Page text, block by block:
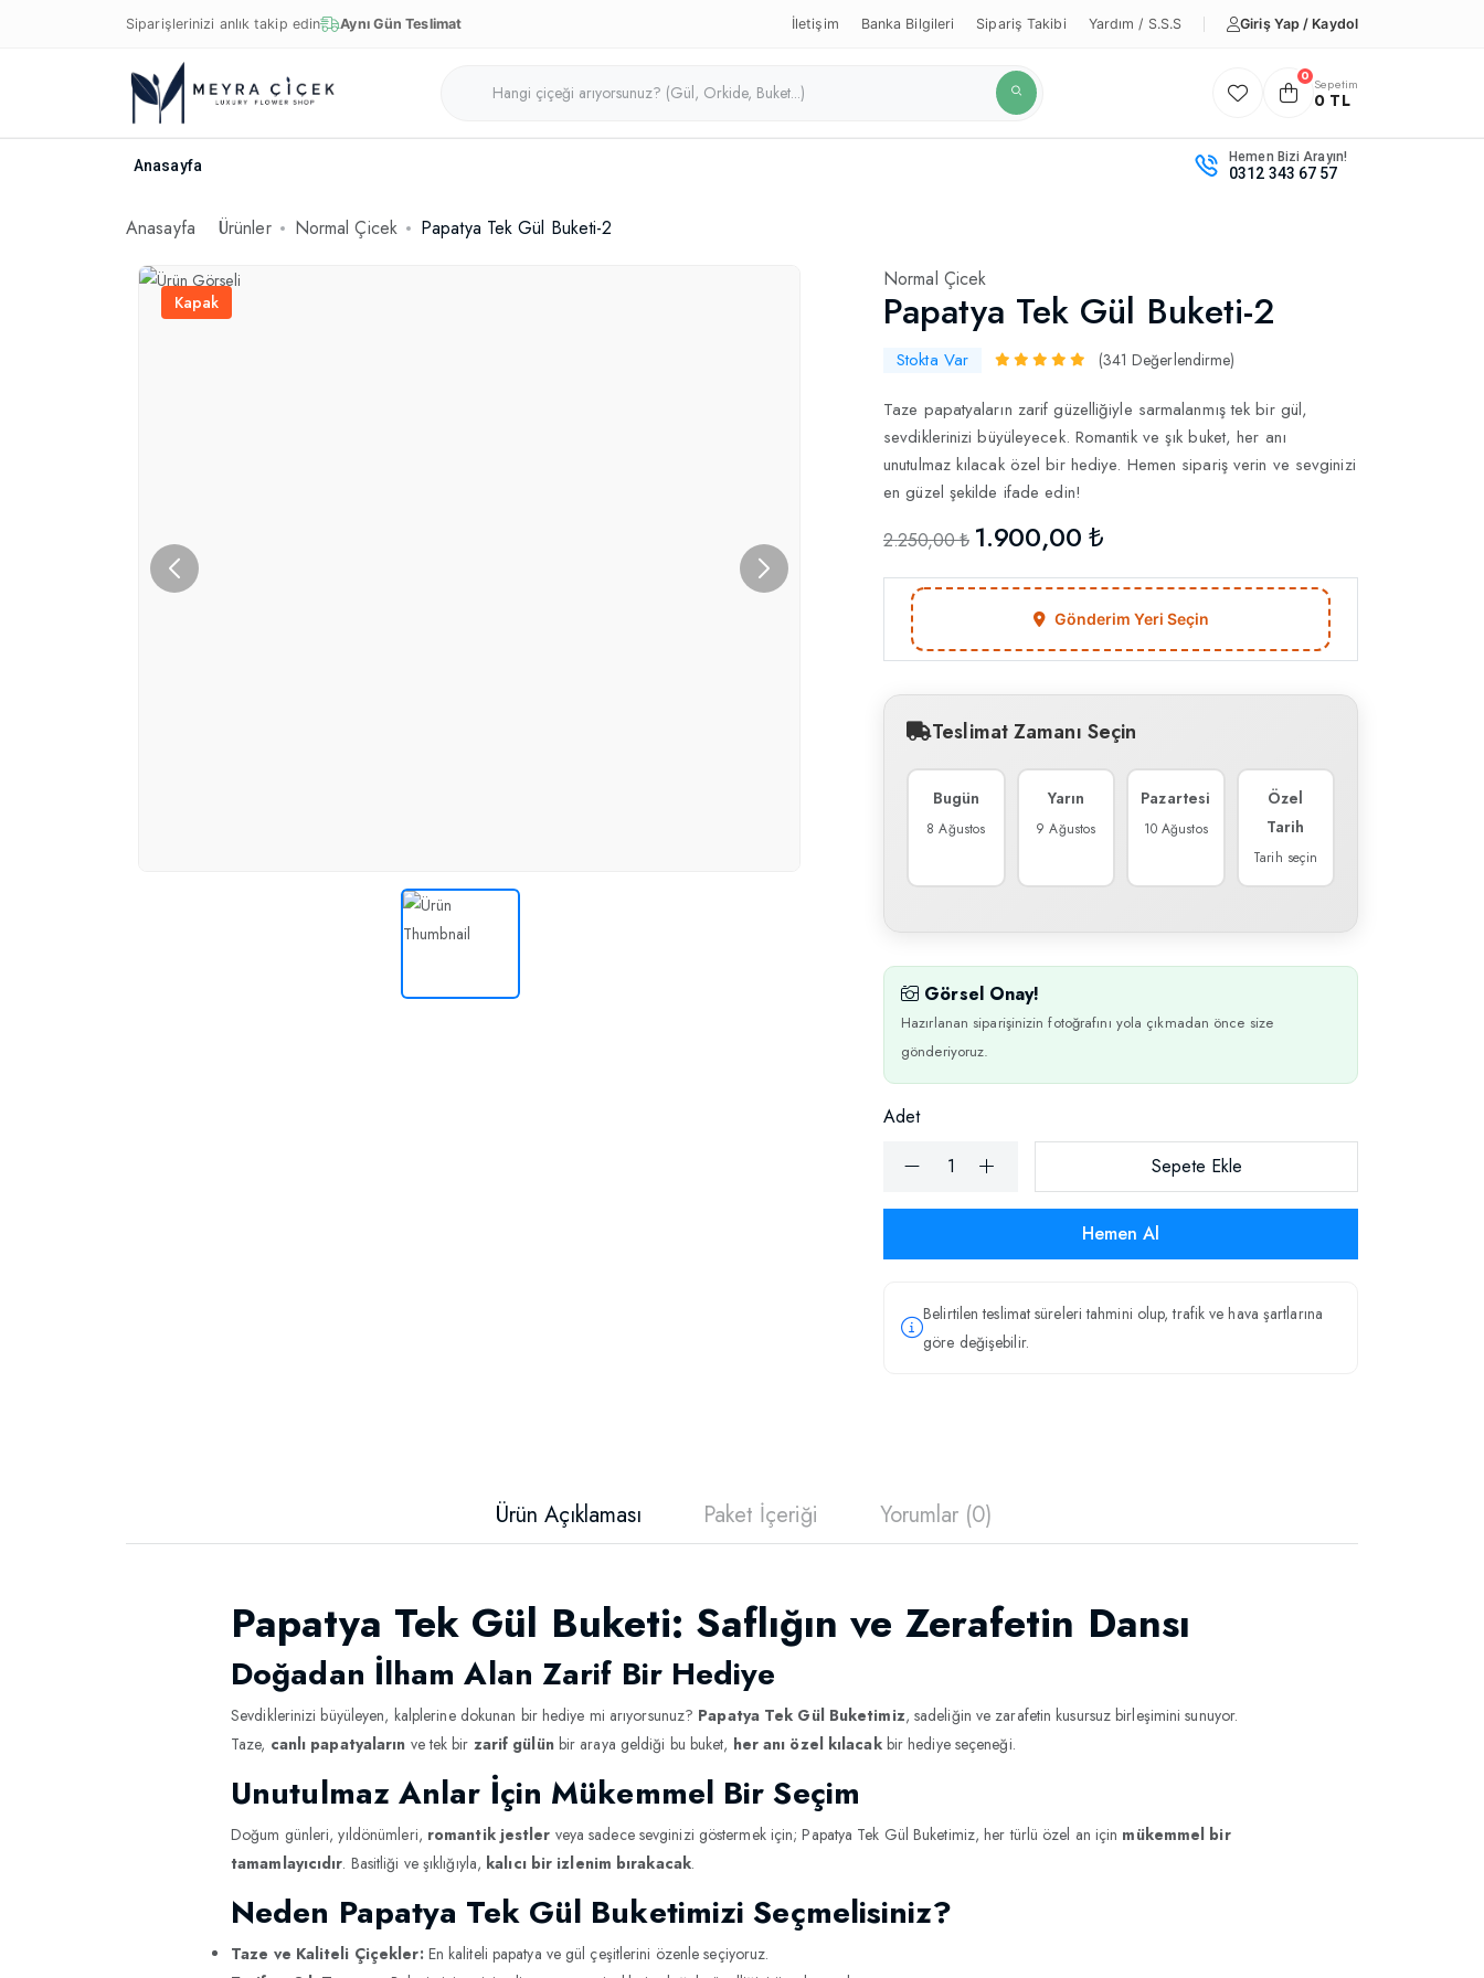
Siparişlerinizi anlık takip edin Aynı Gün Teslimat İletişim Banka Bilgileri Sipariş Takibi Yardım / S.S.S Giriş Yap / Kaydol
0 Sepetim
0 TL
Anasayfa Hemen Bizi Arayın!
0312 343 67 57
Anasayfa Ürünler Normal Çicek Papatya Tek Gül Buketi-2
Kapak Kapak
Normal Çicek
Papatya Tek Gül Buketi-2
Stokta Var (341 Değerlendirme)
Taze papatyaların zarif güzelliğiyle sarmalanmış tek bir gül,
sevdiklerinizi büyüleyecek. Romantik ve şık buket, her anı
unutulmaz kılacak özel bir hediye. Hemen sipariş verin ve sevginizi
en güzel şekilde ifade edin!
2.250,00 ₺ 1.900,00 ₺
Gönderim Yeri Seçin
Teslimat Zamanı Seçin
Bugün
8 Ağustos
Yarın
9 Ağustos
Pazartesi
10 Ağustos
Özel
Tarih
Tarih seçin
Görsel Onay!
Hazırlanan siparişinizin fotoğrafını yola çıkmadan önce size
gönderiyoruz.
Adet
Sepete Ekle
Hemen Al
Belirtilen teslimat süreleri tahmini olup, trafik ve hava şartlarına
göre değişebilir.
Ürün Açıklaması Paket İçeriği Yorumlar (0)
Papatya Tek Gül Buketi: Saflığın ve Zerafetin Dansı
Doğadan İlham Alan Zarif Bir Hediye
Sevdiklerinizi büyüleyen, kalplerine dokunan bir hediye mi arıyorsunuz? Papatya Tek Gül Buketimiz, sadeliğin ve zarafetin kusursuz birleşimini sunuyor.
Taze, canlı papatyaların ve tek bir zarif gülünbir araya geldiği bu buket, her anı özel kılacakbir hediye seçeneği.
Unutulmaz Anlar İçin Mükemmel Bir Seçim
Doğum günleri, yıldönümleri, romantik jestler veya sadece sevginizi göstermek için; Papatya Tek Gül Buketimiz, her türlü özel an için mükemmel bir
tamamlayıcıdır. Basitliği ve şıklığıyla, kalıcı bir izlenim bırakacak.
Neden Papatya Tek Gül Buketimizi Seçmelisiniz?
Taze ve Kaliteli Çiçekler: En kaliteli papatya ve gül çeşitlerini özenle seçiyoruz.